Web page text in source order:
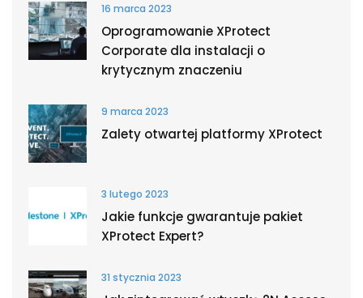
16 marca 2023
Oprogramowanie XProtect
Corporate dla instalacji o
krytycznym znaczeniu
9 marca 2023
Zalety otwartej platformy XProtect
3 lutego 2023
Jakie funkcje gwarantuje pakiet
XProtect Expert?
31 stycznia 2023